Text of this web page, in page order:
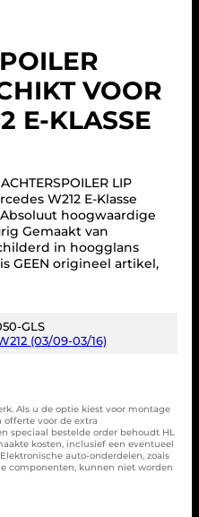
VOOR
E-KLASSE
LIP
W212 E-Klasse
hoogwaardige
Gemaakt van
in hoogglans
GEEN origineel artikel,
GLS
(03/09-03/16)
Als u de optie kiest voor montage
voor de extra
speciaal bestelde order behoudt HL
kosten, inclusief een eventueel
auto-onderdelen, zoals
componenten, kunnen niet worden